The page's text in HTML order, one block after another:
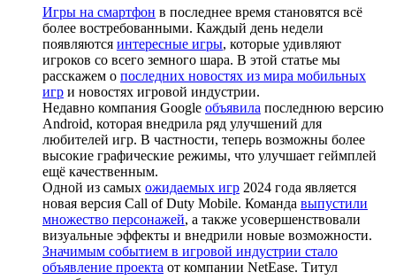
Игры на смартфон в последнее время становятся всё
более востребованными. Каждый день недели
появляются интересные игры, которые удивляют
игроков со всего земного шара. В этой статье мы
расскажем о последних новостях из мира мобильных
игр и новостях игровой индустрии.
Недавно компания Google объявила последнюю версию
Android, которая внедрила ряд улучшений для
любителей игр. В частности, теперь возможны более
высокие графические режимы, что улучшает геймплей
ещё качественным.
Одной из самых ожидаемых игр 2024 года является
новая версия Call of Duty Mobile. Команда выпустили
множество персонажей, а также усовершенствовали
визуальные эффекты и внедрили новые возможности.
Значимым событием в игровой индустрии стало
объявление проекта от компании NetEase. Титул